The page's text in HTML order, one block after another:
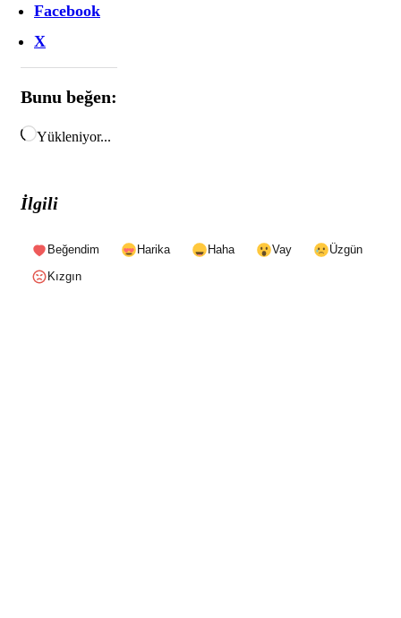
Facebook
X
Bunu beğen:
Yükleniyor...
İlgili
Beğendim Harika Haha Vay
Üzgün
Kızgın